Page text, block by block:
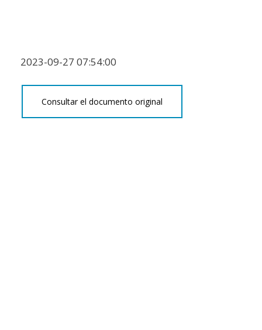
2023-09-27 07:54:00
Consultar el documento original